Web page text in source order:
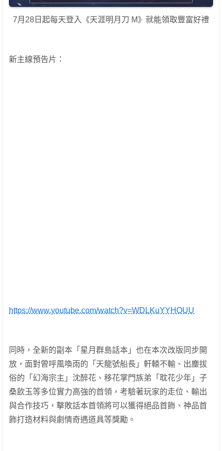
7月28日起每天登入《天涯明月刀 M》就能領取豐富好禮
新主線預告片：
https://www.youtube.com/watch?v=WDLKuYYHOUU
同時，全新的副本「星月群島話本」也在本次改版同步開
放，面對曾呼風喚雨的「天龍號船長」軒轅不輸、出塵拔
俗的「幻海宗主」沈醉花、移花掌門族弟「耽花少年」子
桑飲玉等多位實力高強的首領，考驗著玩家的走位、輸出
與合作技巧，擊敗話本首領將可以獲得絕品首飾、神品首
飾打造材料與劇情奇遇道具等獎勵。